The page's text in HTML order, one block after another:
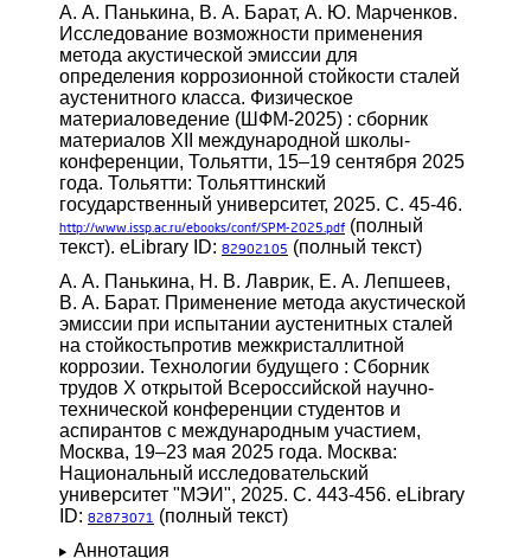
А. А. Панькина, В. А. Барат, А. Ю. Марченков.
Исследование возможности применения
метода акустической эмиссии для
определения коррозионной стойкости сталей
аустенитного класса. Физическое
материаловедение (ШФМ-2025) : сборник
материалов XII международной школы-
конференции, Тольятти, 15–19 сентября 2025
года. Тольятти: Тольяттинский
государственный университет, 2025. С. 45-46.
http://www.issp.ac.ru/ebooks/conf/SPM-2025.pdf (полный
текст). eLibrary ID: 82902105 (полный текст)
А. А. Панькина, Н. В. Лаврик, Е. А. Лепшеев,
В. А. Барат. Применение метода акустической
эмиссии при испытании аустенитных сталей
на стойкостьпротив межкристаллитной
коррозии. Технологии будущего : Сборник
трудов X открытой Всероссийской научно-
технической конференции студентов и
аспирантов с международным участием,
Москва, 19–23 мая 2025 года. Москва:
Национальный исследовательский
университет "МЭИ", 2025. С. 443-456. eLibrary
ID: 82873071 (полный текст)
Аннотация